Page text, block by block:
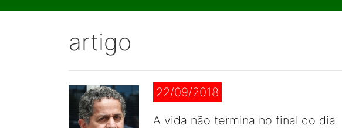
artigo
22/09/2018
A vida não termina no final do dia